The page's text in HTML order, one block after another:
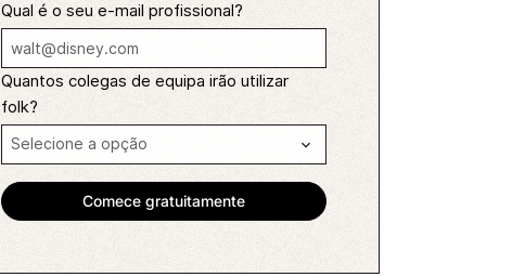
Qual é o seu e-mail profissional?
Quantos colegas de equipa irão utilizar
folk?